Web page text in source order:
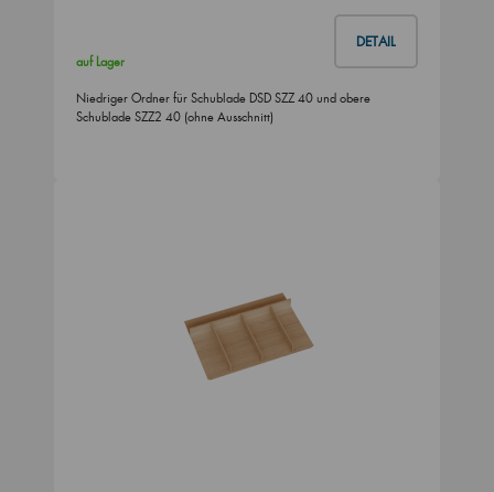
DETAIL
auf Lager
Niedriger Ordner für Schublade DSD SZZ 40 und obere
Schublade SZZ2 40 (ohne Ausschnitt)